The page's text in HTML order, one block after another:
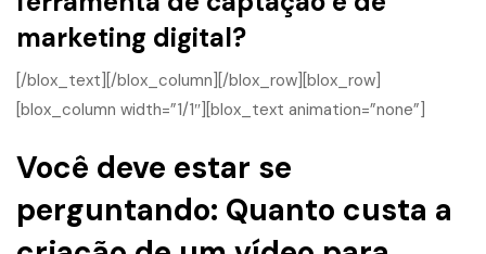
marketing digital?
[/blox_text][/blox_column][/blox_row][blox_row]
[blox_column width=”1/1″][blox_text animation=”none”]
Você deve estar se
perguntando: Quanto custa a